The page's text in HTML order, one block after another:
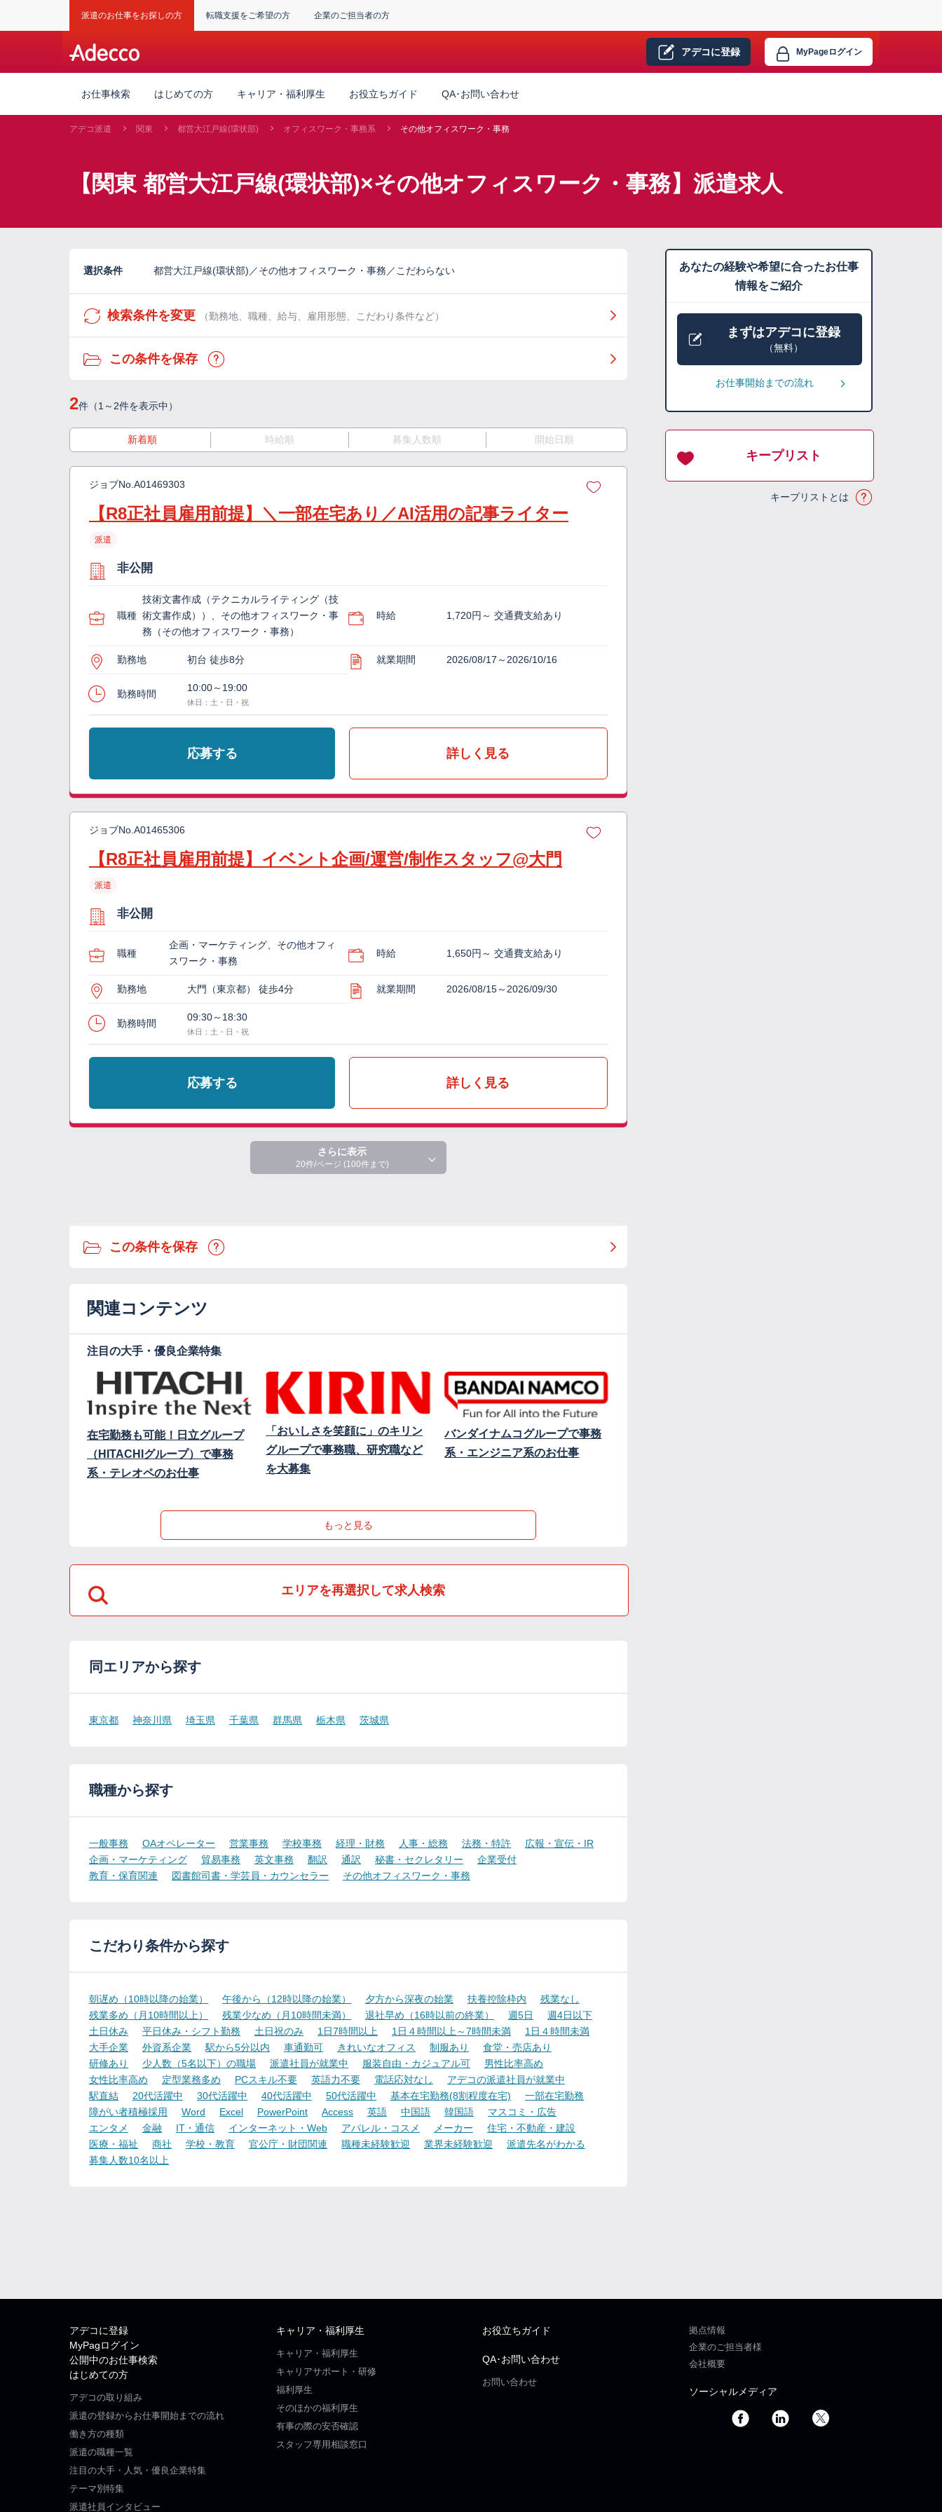
派遣のお仕事をお探しの方 転職支援をご希望の方 企業のご担当者の方
アデコに登録 MyPageログイン
お仕事検索 はじめての方 キャリア・福利厚生 お役立ちガイド QA･お問い合わせ
アデコ派遣 関東 都営大江戸線(環状部) オフィスワーク・事務系 その他オフィスワーク・事務
【関東 都営大江戸線(環状部)×その他オフィスワーク・事務】派遣求人
選択条件 都営大江戸線(環状部)／その他オフィスワーク・事務／こだわらない
検索条件を変更 （勤務地、職種、給与、雇用形態、こだわり条件など）
この条件を保存
2件（1～2件を表示中）
新着順 時給順 募集人数順 開始日順
ジョブNo. A01469303
【R8正社員雇用前提】＼一部在宅あり／AI活用の記事ライター
派遣
非公開
職種
技術文書作成（テクニカルライティング（技
術文書作成））、その他オフィスワーク・事
務（その他オフィスワーク・事務）
時給 1,720円～ 交通費支給あり
勤務地 初台 徒歩8分 就業期間 2026/08/17～2026/10/16
勤務時間
10:00～19:00
休日：土・日・祝
応募する 詳しく見る
ジョブNo. A01465306
【R8正社員雇用前提】イベント企画/運営/制作スタッフ@大門
派遣
非公開
職種
企画・マーケティング、その他オフィ
スワーク・事務
時給 1,650円～ 交通費支給あり
勤務地 大門（東京都） 徒歩4分 就業期間 2026/08/15～2026/09/30
勤務時間
09:30～18:30
休日：土・日・祝
応募する 詳しく見る
さらに表示
20件/ページ (100件まで)
この条件を保存
関連コンテンツ
注目の大手・優良企業特集
在宅勤務も可能！日立グループ
（HITACHIグループ）で事務
系・テレオペのお仕事
「おいしさを笑顔に」のキリン
グループで事務職、研究職など
を大募集
バンダイナムコグループで事務
系・エンジニア系のお仕事
もっと見る
エリアを再選択して求人検索
同エリアから探す
東京都 神奈川県 埼玉県 千葉県 群馬県 栃木県 茨城県
職種から探す
一般事務 OAオペレーター 営業事務 学校事務 経理・財務 人事・総務 法務・特許
広報・宣伝・IR
企画・マーケティング
貿易事務 英文事務 翻訳 通訳 秘書・セクレタリー
企業受付
教育・保育関連
図書館司書・学芸員・カウンセラー その他オフィスワーク・事務
こだわり条件から探す
朝遅め（10時以降の始業） 午後から（12時以降の始業） 夕方から深夜の始業 扶養控除枠内
残業なし
残業多め（月10時間以上）
残業少なめ（月10時間未満） 退社早め（16時以前の終業） 週5日
週4日以下
土日休み
平日休み・シフト勤務 土日祝のみ 1日7時間以上 1日４時間以上～7時間未満
1日４時間未満
大手企業
外資系企業 駅から5分以内 車通勤可 きれいなオフィス 制服あり
食堂・売店あり
研修あり
少人数（5名以下）の職場 派遣社員が就業中 服装自由・カジュアル可
男性比率高め
女性比率高め
定型業務多め PCスキル不要 英語力不要 電話応対なし
アデコの派遣社員が就業中
駅直結
20代活躍中 30代活躍中 40代活躍中 50代活躍中 基本在宅勤務(8割程度在宅)
一部在宅勤務
障がい者積極採用
Word Excel PowerPoint Access 英語 中国語 韓国語
マスコミ・広告
エンタメ
金融 IT・通信 インターネット・Web アパレル・コスメ メーカー
住宅・不動産・建設
医療・福祉
商社 学校・教育 官公庁・財団関連 職種未経験歓迎 業界未経験歓迎
派遣先名がわかる
募集人数10名以上
あなたの経験や希望に合ったお仕事
情報をご紹介
まずはアデコに登録
（無料）
お仕事開始までの流れ
キープリスト
キープリストとは
アデコに登録
MyPagログイン
公開中のお仕事検索
はじめての方
アデコの取り組み
派遣の登録からお仕事開始までの流れ
働き方の種類
派遣の職種一覧
注目の大手・人気・優良企業特集
テーマ別特集
派遣社員インタビュー
キャリア・福利厚生
キャリア・福利厚生
キャリアサポート・研修
福利厚生
そのほかの福利厚生
有事の際の安否確認
スタッフ専用相談窓口
お役立ちガイド
QA･お問い合わせ
お問い合わせ
拠点情報
企業のご担当者様
会社概要
ソーシャルメディア